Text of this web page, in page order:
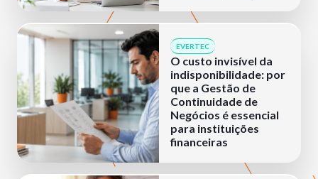
EVERTEC
O custo invisível da
indisponibilidade: por
que a Gestão de
Continuidade de
Negócios é essencial
para instituições
financeiras